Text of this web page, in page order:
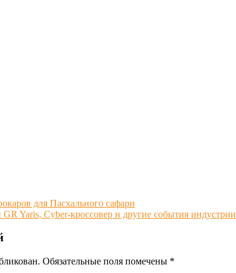
для Пасхального сафари
Yaris, Cyber-кроссовер и другие события индустрии
Обязательные поля помечены *